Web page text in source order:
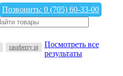
Позвонить: 0 (705) 60-33-00
raspberry pi
Посмотреть все
результаты